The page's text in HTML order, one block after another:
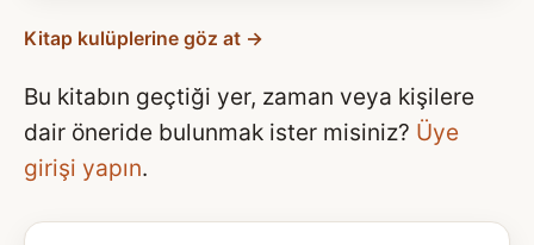
Kitap kulüplerine göz at →
Bu kitabın geçtiği yer, zaman veya kişilere
dair öneride bulunmak ister misiniz? Üye
girişi yapın.